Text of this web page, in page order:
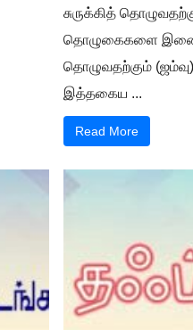
சுருக்கித்
தொழுகைகளை
தொழுவதற்கும்
இத்தகைய ...
Read More